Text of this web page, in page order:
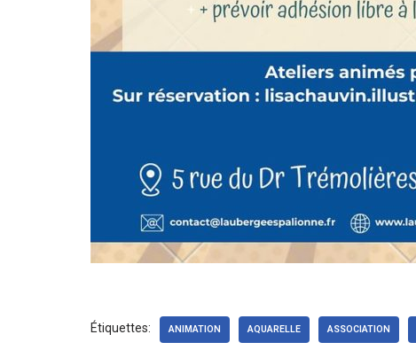
Étiquettes: ANIMATION AQUARELLE ASSOCIATION